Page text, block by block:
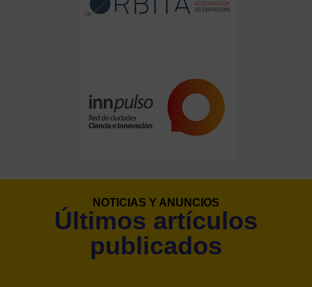
NOTICIAS Y ANUNCIOS
Últimos artículos
publicados